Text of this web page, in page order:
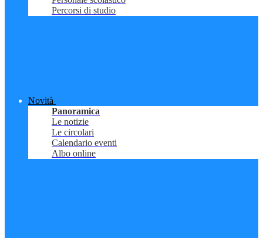
Percorsi di studio
Novità
Panoramica
Le notizie
Le circolari
Calendario eventi
Albo online